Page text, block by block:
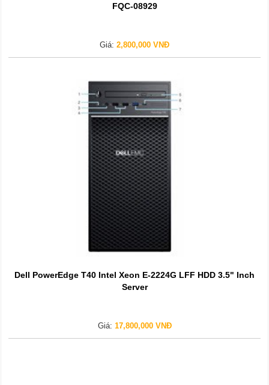
FQC-08929
Giá: 2,800,000 VNĐ
Dell PowerEdge T40 Intel Xeon E-2224G LFF HDD 3.5" Inch
Server
Giá: 17,800,000 VNĐ